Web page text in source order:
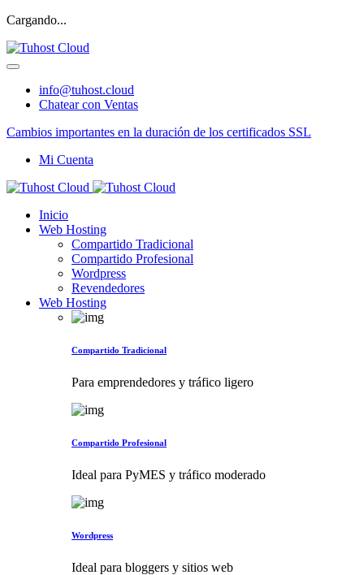
Cargando...
info@tuhost.cloud
Chatear con Ventas
Cambios importantes en la duración de los certificados SSL
Mi Cuenta
Inicio
Web Hosting
Compartido Tradicional
Compartido Profesional
Wordpress
Revendedores
Web Hosting
Compartido Tradicional
Para emprendedores y tráfico ligero
Compartido Profesional
Ideal para PyMES y tráfico moderado
Wordpress
Ideal para bloggers y sitios web